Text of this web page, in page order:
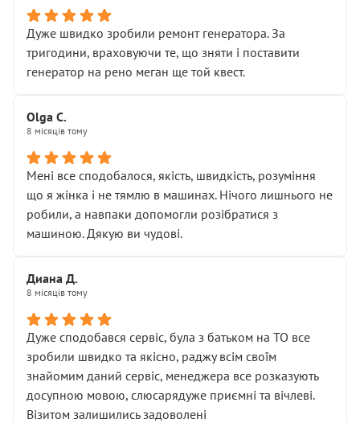
• прозорості в роботах і рахунках
• реальної діагностики, а не формального
“подивились і поїхав”
На жаль, складається враження, що сервіс працює не
Стосовно комунікації - все добре
Дуже швидко зробили ремонт генератора. За
тригодини, враховуючи те, що зняти і поставити
генератор на рено меган ще той квест.
Olga С.
8 місяців тому
Мені все сподобалося, якість, швидкість, розуміння
що я жінка і не тямлю в машинах. Нічого лишнього не
робили, а навпаки допомогли розібратися з
машиною. Дякую ви чудові.
Диана Д.
8 місяців тому
Дуже сподобався сервіс, була з батьком на ТО все
зробили швидко та якісно, раджу всім своїм
знайомим даний сервіс, менеджера все розказують
досупною мовою, слюсарядуже приємні та вічлеві.
Візитом залишились задоволені